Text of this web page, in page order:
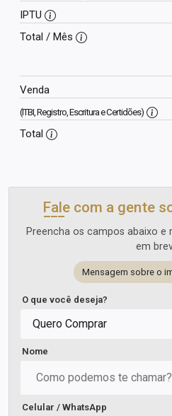
IPTU
Total / Mês
Venda
(ITBI, Registro, Escritura e Certidões)
Total
Fale com a gente
Preencha os campos abaixo
em
Mensagem sobre o
O que você deseja?
Quero Comprar
Nome
Celular / WhatsApp